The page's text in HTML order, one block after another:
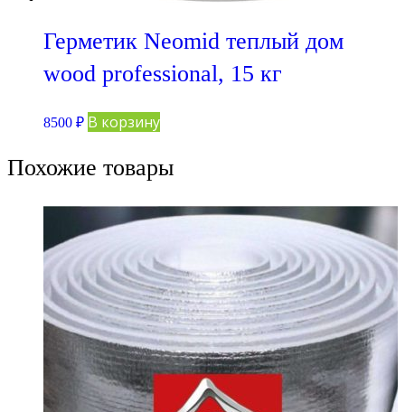
Герметик Neomid теплый дом
wood professional, 15 кг
8500 ₽ В корзину
Похожие товары